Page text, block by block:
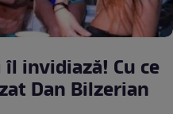
invidiază! Cu ce
Dan Bilzerian